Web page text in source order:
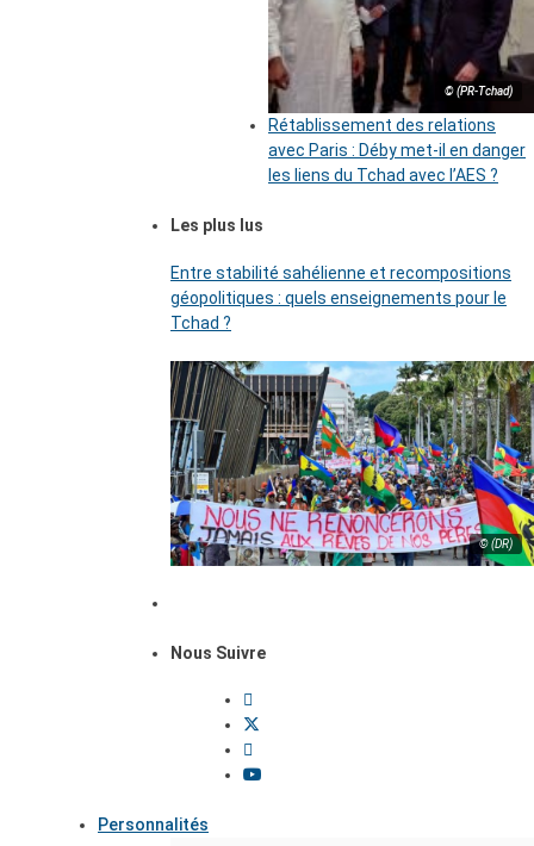
© (PR-Tchad)
Rétablissement des relations
avec Paris : Déby met-il en danger
les liens du Tchad avec l’AES ?
Les plus lus
Entre stabilité sahélienne et recompositions
géopolitiques : quels enseignements pour le
Tchad ?
© (DR)
Nous Suivre
Personnalités